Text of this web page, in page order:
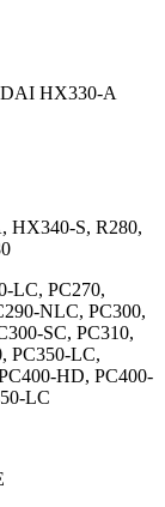
HX340-S, R280,
LC, PC270,
NLC, PC300,
SC, PC310,
PC350-LC,
HD, PC400-
LC